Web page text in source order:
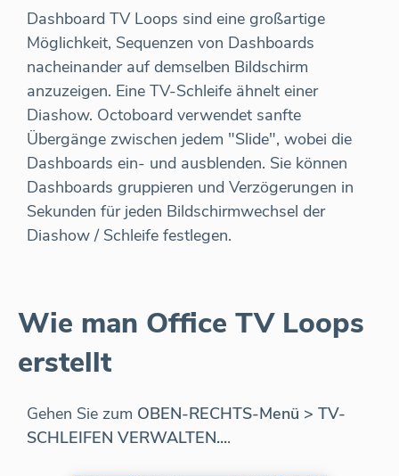
Dashboard TV Loops sind eine großartige
Möglichkeit, Sequenzen von Dashboards
nacheinander auf demselben Bildschirm
anzuzeigen. Eine TV-Schleife ähnelt einer
Diashow. Octoboard verwendet sanfte
Übergänge zwischen jedem "Slide", wobei die
Dashboards ein- und ausblenden. Sie können
Dashboards gruppieren und Verzögerungen in
Sekunden für jeden Bildschirmwechsel der
Diashow / Schleife festlegen.
Wie man Office TV Loops
erstellt
Gehen Sie zum OBEN-RECHTS-Menü > TV-
SCHLEIFEN VERWALTEN....